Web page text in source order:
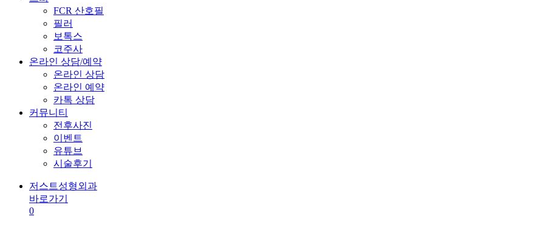
FCR 산호필
필러
보톡스
코주사
온라인 상담/예약
온라인 상담
온라인 예약
카톡 상담
커뮤니티
전후사진
이벤트
유튜브
시술후기
저스트성형외과
바로가기
0